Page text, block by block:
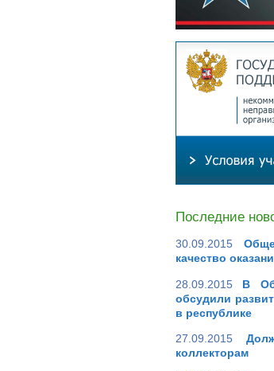
Последние
30.09.2015
качество
28.09.2015
В
обсудили
в республике
27.09.2015
коллекторам